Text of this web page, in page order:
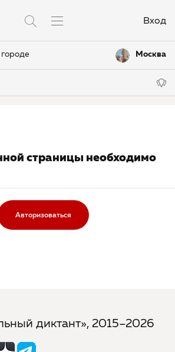
Вход
Москва
страницы необходимо
Авторизоваться
диктант», 2015–2026